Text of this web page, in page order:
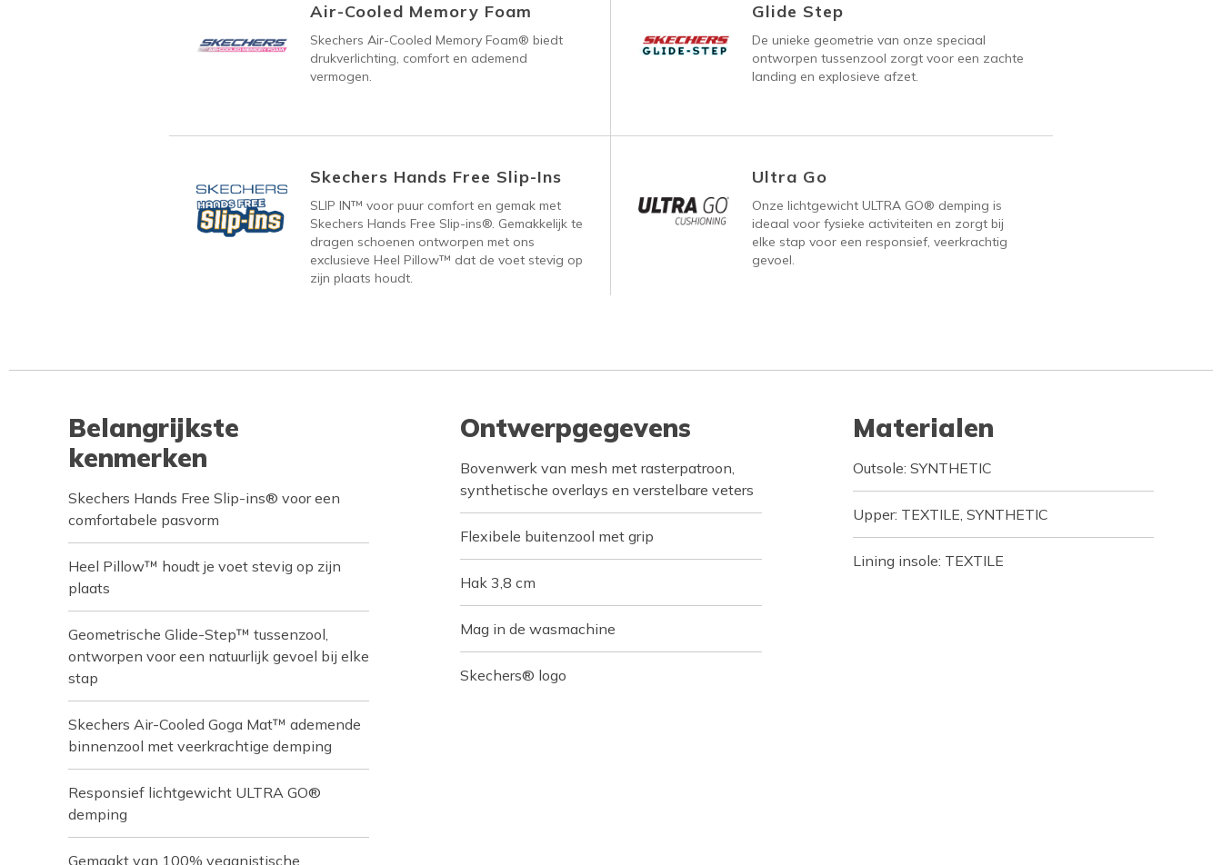
Air-Cooled Memory Foam
Skechers Air-Cooled Memory Foam® biedt
drukverlichting, comfort en ademend
vermogen.
Glide Step
De unieke geometrie van onze speciaal
ontworpen tussenzool zorgt voor een zachte
landing en explosieve afzet.
Skechers Hands Free Slip-Ins
SLIP IN™ voor puur comfort en gemak met
Skechers Hands Free Slip-ins®. Gemakkelijk te
dragen schoenen ontworpen met ons
exclusieve Heel Pillow™ dat de voet stevig op
zijn plaats houdt.
Ultra Go
Onze lichtgewicht ULTRA GO® demping is
ideaal voor fysieke activiteiten en zorgt bij
elke stap voor een responsief, veerkrachtig
gevoel.
Belangrijkste
kenmerken
Skechers Hands Free Slip-ins® voor een
comfortabele pasvorm
Heel Pillow™ houdt je voet stevig op zijn
plaats
Geometrische Glide-Step™ tussenzool,
ontworpen voor een natuurlijk gevoel bij elke
stap
Skechers Air-Cooled Goga Mat™ ademende
binnenzool met veerkrachtige demping
Responsief lichtgewicht ULTRA GO®
demping
Gemaakt van 100% veganistische
Ontwerpgegevens
Bovenwerk van mesh met rasterpatroon,
synthetische overlays en verstelbare veters
Flexibele buitenzool met grip
Hak 3,8 cm
Mag in de wasmachine
Skechers® logo
Materialen
Outsole: SYNTHETIC
Upper: TEXTILE, SYNTHETIC
Lining insole: TEXTILE